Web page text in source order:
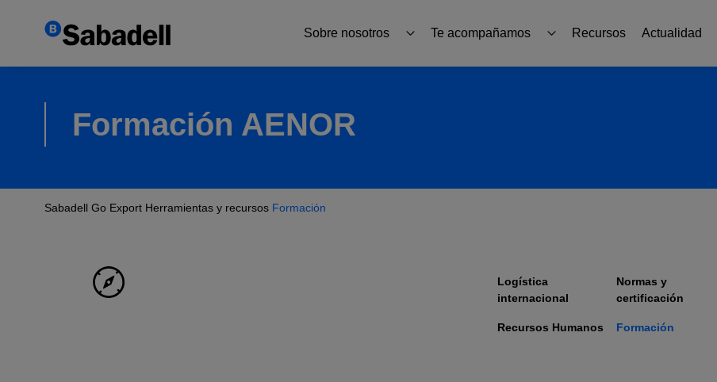
Sobre nosotros Te acompañamos
Formación y asesoramiento
Recursos Actualidad
Formación AENOR
Sabadell Go Export Herramientas y recursos Formación
Logística
internacional
Normas y
certificación
Recursos Humanos Formación